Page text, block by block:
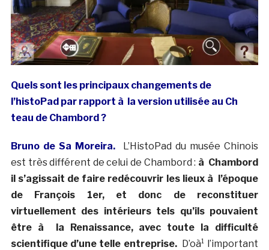
Quels sont les principaux changements de
l’histoPad par rapport à la version utilisée au Ch
teau de Chambord ?
Bruno de Sa Moreira. L’HistoPad du musée Chinois
est très différent de celui de Chambord : à Chambord
il s’agissait de faire redécouvrir les lieux à l’époque
de François 1er, et donc de reconstituer
virtuellement des intérieurs tels qu’ils pouvaient
être à la Renaissance, avec toute la difficulté
scientifique d’une telle entreprise. D’oà¹ l’important